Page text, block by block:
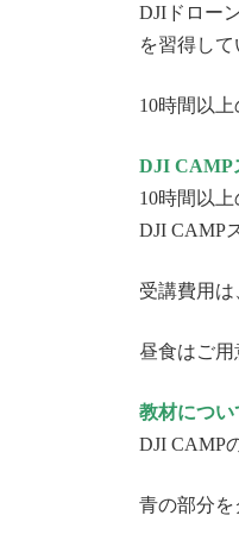
DJIドロー
を習得して
10時間以
DJI CAMP
10時間以
DJI CAMP
受講費用は
昼食はご用
教材につい
DJI CAMP
青の部分を